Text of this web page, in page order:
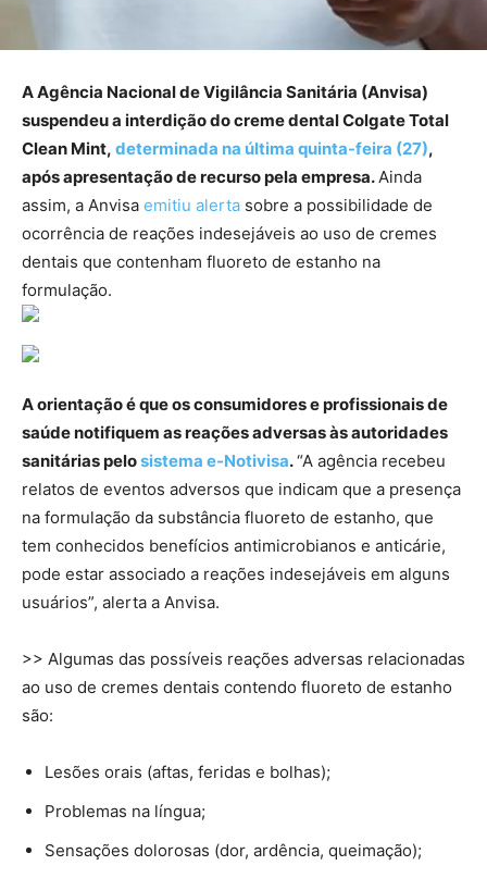
A Agência Nacional de Vigilância Sanitária (Anvisa)
suspendeu a interdição do creme dental Colgate Total
Clean Mint, determinada na última quinta-feira (27),
após apresentação de recurso pela empresa.Ainda
assim, a Anvisa emitiu alerta sobre a possibilidade de
ocorrência de reações indesejáveis ao uso de cremes
dentais que contenham fluoreto de estanho na
formulação.
A orientação é que os consumidores e profissionais de
saúde notifiquem as reações adversas às autoridades
sanitárias pelosistema e-Notivisa.“A agência recebeu
relatos de eventos adversos que indicam que a presença
na formulação da substância fluoreto de estanho, que
tem conhecidos benefícios antimicrobianos e anticárie,
pode estar associado a reações indesejáveis em alguns
usuários”, alerta a Anvisa.
>> Algumas das possíveis reações adversas relacionadas
ao uso de cremes dentais contendo fluoreto de estanho
são:
Lesões orais (aftas, feridas e bolhas);
Problemas na língua;
Sensações dolorosas (dor, ardência, queimação);